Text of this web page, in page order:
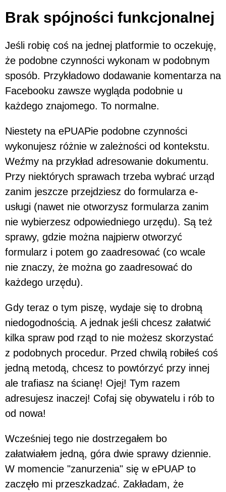
Brak spójności funkcjonalnej
Jeśli robię coś na jednej platformie to oczekuję,
że podobne czynności wykonam w podobnym
sposób. Przykładowo dodawanie komentarza na
Facebooku zawsze wygląda podobnie u
każdego znajomego. To normalne.
Niestety na ePUAPie podobne czynności
wykonujesz różnie w zależności od kontekstu.
Weźmy na przykład adresowanie dokumentu.
Przy niektórych sprawach trzeba wybrać urząd
zanim jeszcze przejdziesz do formularza e-
usługi (nawet nie otworzysz formularza zanim
nie wybierzesz odpowiedniego urzędu). Są też
sprawy, gdzie można najpierw otworzyć
formularz i potem go zaadresować (co wcale
nie znaczy, że można go zaadresować do
każdego urzędu).
Gdy teraz o tym piszę, wydaje się to drobną
niedogodnością. A jednak jeśli chcesz załatwić
kilka spraw pod rząd to nie możesz skorzystać
z podobnych procedur. Przed chwilą robiłeś coś
jedną metodą, chcesz to powtórzyć przy innej
ale trafiasz na ścianę! Ojej! Tym razem
adresujesz inaczej! Cofaj się obywatelu i rób to
od nowa!
Wcześniej tego nie dostrzegałem bo
załatwiałem jedną, góra dwie sprawy dziennie.
W momencie "zanurzenia" się w ePUAP to
zaczęło mi przeszkadzać. Zakładam, że